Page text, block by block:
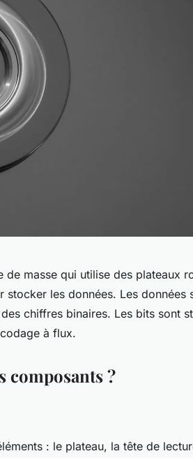
masse qui utilise des plateaux
les données. Les données
chiffres binaires. Les bits sont
à flux.
composants ?
: le plateau, la tête de